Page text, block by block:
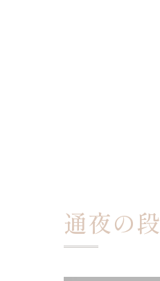
通夜の